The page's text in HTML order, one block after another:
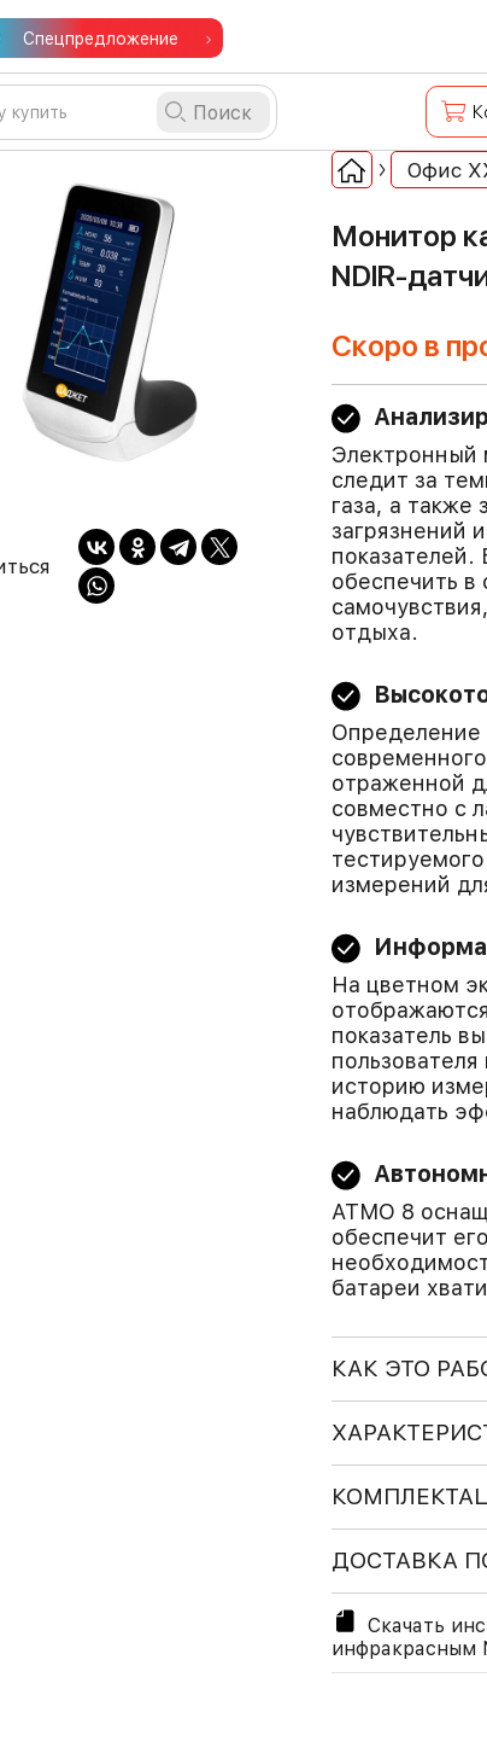
Спецпредложение
Поиск
Офис
Монитор
NDIR-
Скоро в
Электронный
следит за
газа, а также
загрязнений
показателей.
обеспечить
отдыха.
Определение
отраженной
совместно с
измерений
На цветном
показатель
историю
наблюдать
АТМО 8
обеспечит
батареи
КАК ЭТО
ДОСТАВКА
Скачать
инфракрасным